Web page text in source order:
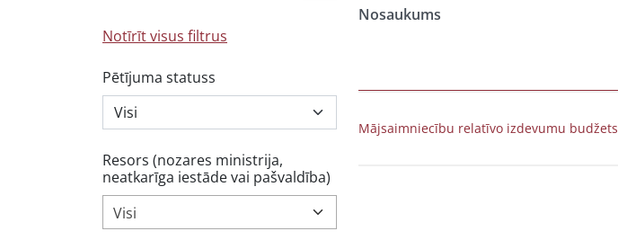
Notīrīt visus filtrus
Pētījuma statuss
Resors (nozares ministrija,
neatkarīga iestāde vai pašvaldība)
Visi
Nosaukums
Mājsaimniecību relatīvo izdevumu budžets